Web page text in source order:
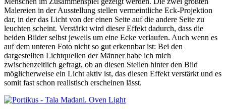
Malereien in der Ausstellung stellen vermeintliche Eck-Projektion
dar, in der das Licht von der einen Seite auf die andere Seite zu
leuchten scheint. Verstärkt wird dieser Effekt dadurch, dass die
beiden Bilder selbst jeweils um eine Ecke verlaufen. Auch wenn es
auf dem unteren Foto nicht so gut erkennbar ist: Bei den
dargestellten Lichtquellen der Männer habe ich mich
zwischenzeitlich gefragt, ob an diesen Stellen hinter den Bild
möglicherweise ein Licht aktiv ist, das diesen Effekt verstärkt und es
somit fast schon realistisch erscheinen lässt.